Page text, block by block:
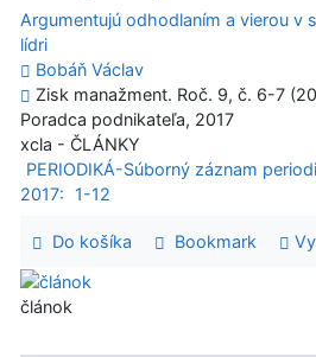
Argumentujú odhodlaním a vierou v
lídri
Bobáň Václav
Zisk manažment. Roč. 9, č. 6-7
Poradca podnikateľa, 2017
xcla - ČLÁNKY
PERIODIKÁ-Súborný záznam
2017:
1-12
Do košíka Bookmark
článok